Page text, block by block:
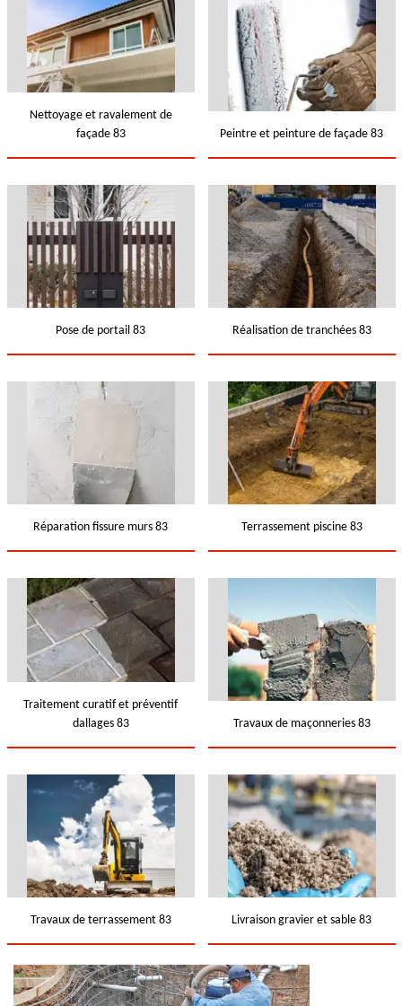
Nettoyage et ravalement de
façade 83
Peintre et peinture de façade 83
Pose de portail 83 Réalisation de tranchées 83
Réparation fissure murs 83 Terrassement piscine 83
Traitement curatif et préventif
dallages 83
Travaux de maçonneries 83
Travaux de terrassement 83 Livraison gravier et sable 83